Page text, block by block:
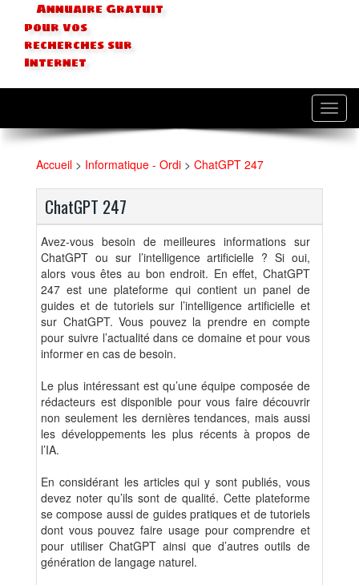
Annuaire Gratuit
pour vos
recherches sur
Internet
Accueil > Informatique - Ordi > ChatGPT 247
ChatGPT 247
Avez-vous besoin de meilleures informations sur
ChatGPT ou sur l’intelligence artificielle ? Si oui,
alors vous êtes au bon endroit. En effet, ChatGPT
247 est une plateforme qui contient un panel de
guides et de tutoriels sur l’intelligence artificielle et
sur ChatGPT. Vous pouvez la prendre en compte
pour suivre l’actualité dans ce domaine et pour vous
informer en cas de besoin.
Le plus intéressant est qu’une équipe composée de
rédacteurs est disponible pour vous faire découvrir
non seulement les dernières tendances, mais aussi
les développements les plus récents à propos de
l’IA.
En considérant les articles qui y sont publiés, vous
devez noter qu’ils sont de qualité. Cette plateforme
se compose aussi de guides pratiques et de tutoriels
dont vous pouvez faire usage pour comprendre et
pour utiliser ChatGPT ainsi que d’autres outils de
génération de langage naturel.